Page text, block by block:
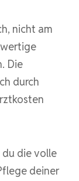
nicht am
Die
durch
du die volle
deiner